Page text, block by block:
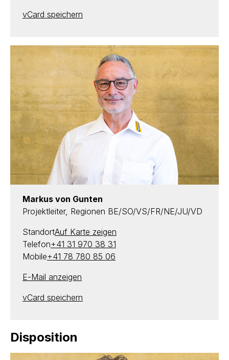
vCard speichern
Markus von Gunten
Projektleiter, Regionen BE/SO/VS/FR/NE/JU/VD
StandortAuf Karte zeigen
Telefon+41 31 970 38 31
Mobile+41 78 780 85 06
E-Mail anzeigen
vCard speichern
Disposition